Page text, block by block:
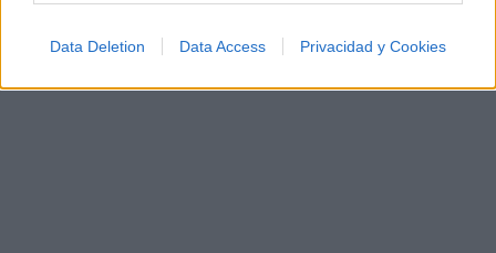
Data Deletion Data Access Privacidad y Cookies